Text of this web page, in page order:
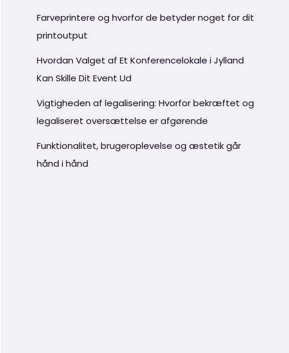
Farveprintere og hvorfor de betyder noget for dit
printoutput
Hvordan Valget af Et Konferencelokale i Jylland
Kan Skille Dit Event Ud
Vigtigheden af legalisering: Hvorfor bekræftet og
legaliseret oversættelse er afgørende
Funktionalitet, brugeroplevelse og æstetik går
hånd i hånd